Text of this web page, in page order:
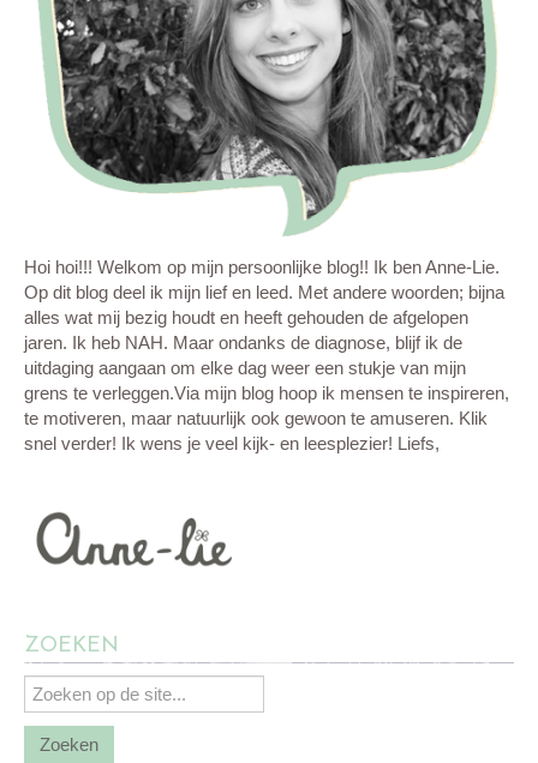
Hoi hoi!!! Welkom op mijn persoonlijke blog!! Ik ben Anne-Lie.
Op dit blog deel ik mijn lief en leed. Met andere woorden; bijna
alles wat mij bezig houdt en heeft gehouden de afgelopen
jaren. Ik heb NAH. Maar ondanks de diagnose, blijf ik de
uitdaging aangaan om elke dag weer een stukje van mijn
grens te verleggen.Via mijn blog hoop ik mensen te inspireren,
te motiveren, maar natuurlijk ook gewoon te amuseren. Klik
snel verder! Ik wens je veel kijk- en leesplezier! Liefs,
ZOEKEN